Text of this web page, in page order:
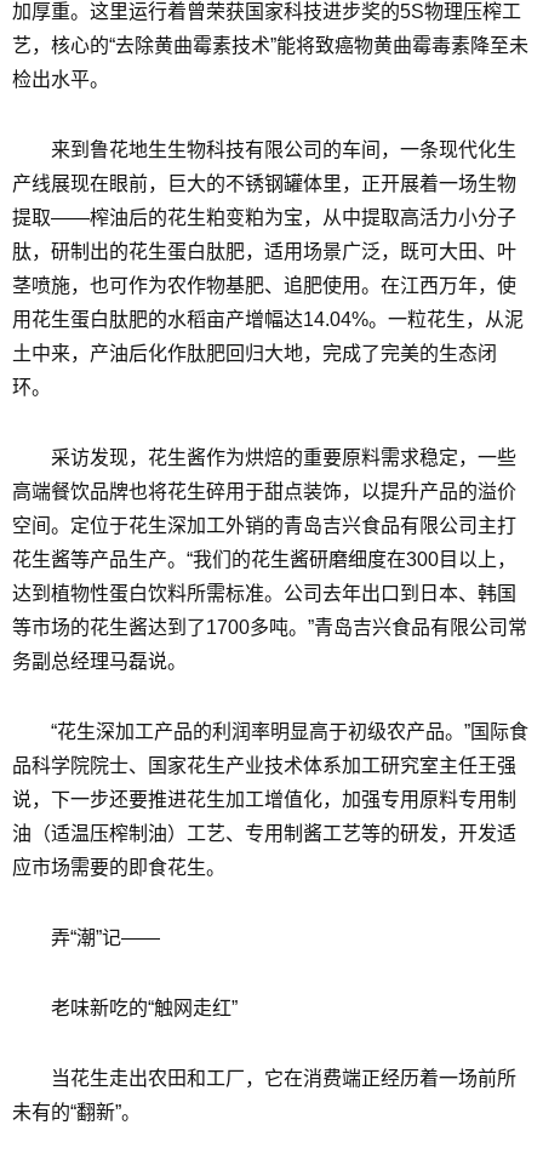
加厚重。这里运行着曾荣获国家科技进步奖的5S物理压榨工
艺，核心的“去除黄曲霉素技术”能将致癌物黄曲霉毒素降至未
检出水平。
来到鲁花地生生物科技有限公司的车间，一条现代化生
产线展现在眼前，巨大的不锈钢罐体里，正开展着一场生物
提取——榨油后的花生粕变粕为宝，从中提取高活力小分子
肽，研制出的花生蛋白肽肥，适用场景广泛，既可大田、叶
茎喷施，也可作为农作物基肥、追肥使用。在江西万年，使
用花生蛋白肽肥的水稻亩产增幅达14.04%。一粒花生，从泥
土中来，产油后化作肽肥回归大地，完成了完美的生态闭
环。
采访发现，花生酱作为烘焙的重要原料需求稳定，一些
高端餐饮品牌也将花生碎用于甜点装饰，以提升产品的溢价
空间。定位于花生深加工外销的青岛吉兴食品有限公司主打
花生酱等产品生产。“我们的花生酱研磨细度在300目以上，
达到植物性蛋白饮料所需标准。公司去年出口到日本、韩国
等市场的花生酱达到了1700多吨。”青岛吉兴食品有限公司常
务副总经理马磊说。
“花生深加工产品的利润率明显高于初级农产品。”国际食
品科学院院士、国家花生产业技术体系加工研究室主任王强
说，下一步还要推进花生加工增值化，加强专用原料专用制
油（适温压榨制油）工艺、专用制酱工艺等的研发，开发适
应市场需要的即食花生。
弄“潮”记——
老味新吃的“触网走红”
当花生走出农田和工厂，它在消费端正经历着一场前所
未有的“翻新”。